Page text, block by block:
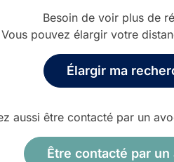
Besoin de voir plus de
Vous pouvez élargir votre
Élargir ma
aussi être contacté par un
Être contacté par un